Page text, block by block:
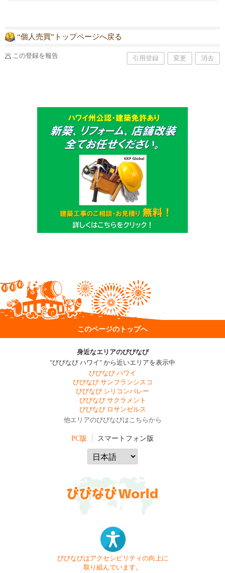
“個人売買”トップページへ戻る
この登録を報告 引用登録 変更 消去
このページのトップへ
身近なエリアのびびなび
"びびなび ハワイ" から近いエリアを表示中
びびなび ハワイ
びびなび サンフランシスコ
びびなび シリコンバレー
びびなび サクラメント
びびなび ロサンゼルス
他エリアのびびなびはこちらから
PC版 スマートフォン版
びびなびはアクセシビリティの向上に
取り組んでいます。